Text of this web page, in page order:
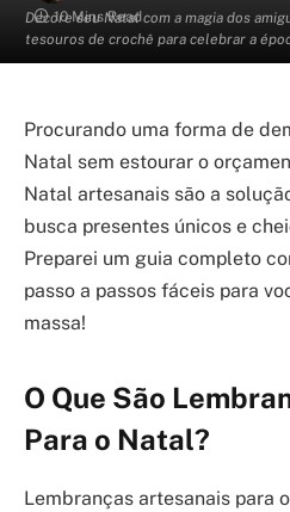
Decore seu Natal com a magia dos
tesouros de crochê para celebrar a
10 Mins Read
Procurando uma forma de
Natal sem estourar o
Natal artesanais são a
busca presentes únicos e
Preparei um guia completo
passo a passos fáceis para
massa!
O Que São
Para o Natal?
Lembranças artesanais para